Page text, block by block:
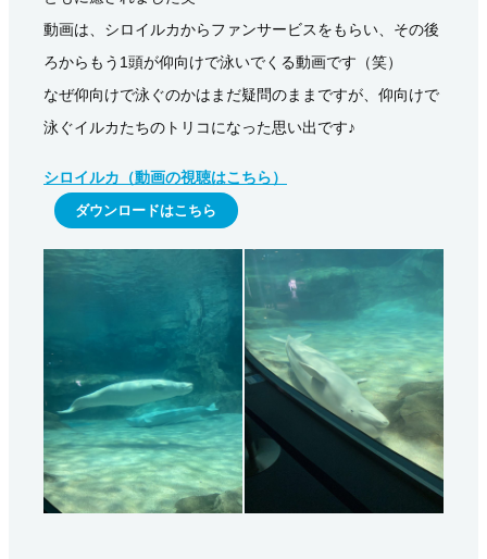
動画は、シロイルカからファンサービスをもらい、その後
ろからもう1頭が仰向けで泳いでくる動画です（笑）
なぜ仰向けで泳ぐのかはまだ疑問のままですが、仰向けで
泳ぐイルカたちのトリコになった思い出です♪
シロイルカ（動画の視聴はこちら）
ダウンロードはこちら